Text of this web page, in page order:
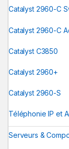
Catalyst 2960-C
Catalyst 2960-C
Catalyst C3850
Catalyst 2960+
Catalyst 2960-S
Téléphonie IP et
Serveurs &